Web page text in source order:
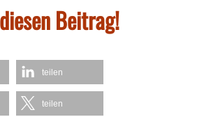
Beitrag!
teilen
teilen